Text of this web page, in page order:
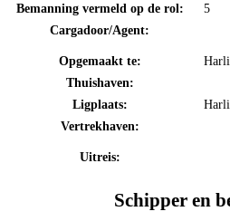
Bemanning vermeld op de rol:
5
Cargadoor/Agent:
Opgemaakt te:
Thuishaven:
Ligplaats:
Vertrekhaven:
Uitreis:
Schipper en